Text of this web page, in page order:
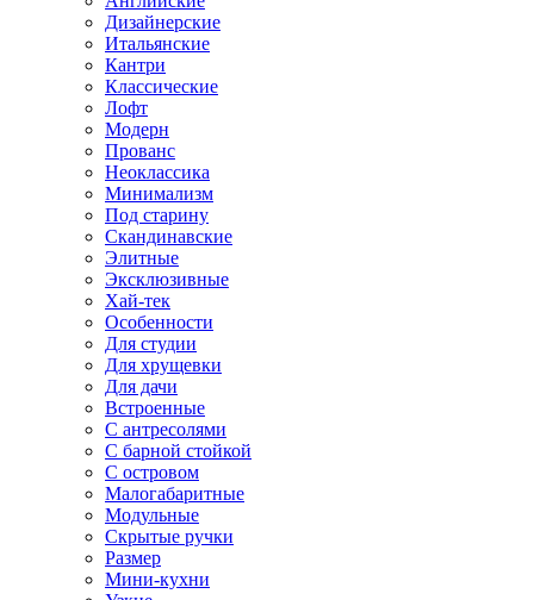
Дизайнерские
Итальянские
Кантри
Классические
Лофт
Модерн
Прованс
Неоклассика
Минимализм
Под старину
Скандинавские
Элитные
Эксклюзивные
Хай-тек
Особенности
Для студии
Для хрущевки
Для дачи
Встроенные
С антресолями
С барной стойкой
С островом
Малогабаритные
Модульные
Скрытые ручки
Размер
Мини-кухни